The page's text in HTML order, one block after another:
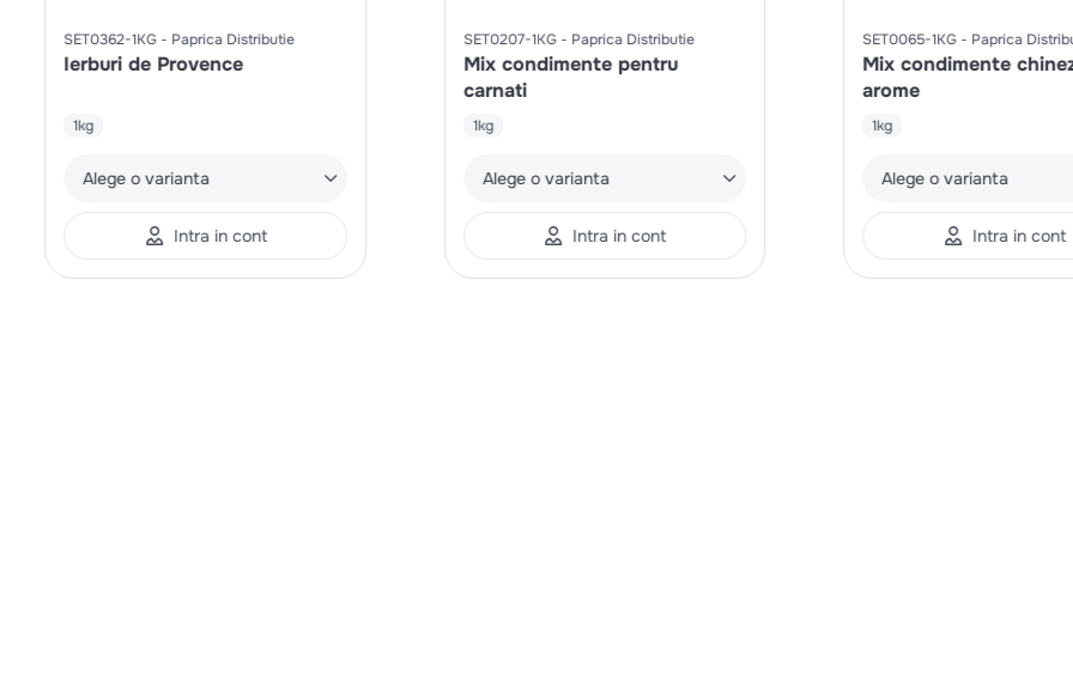
SET0362-1KG Paprica Distributie
Ierburi de Provence
1kg
Alege o varianta
Intra in cont
SET0207-1KG Paprica Distributie
Mix condimente pentru
carnati
1kg
Alege o varianta
Intra in cont
SET0065-1KG Paprica
Mix condimente
arome
1kg
Alege o varianta
Intra in cont